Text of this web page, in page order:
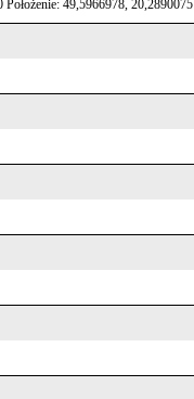
49,5966978, 20,2890075